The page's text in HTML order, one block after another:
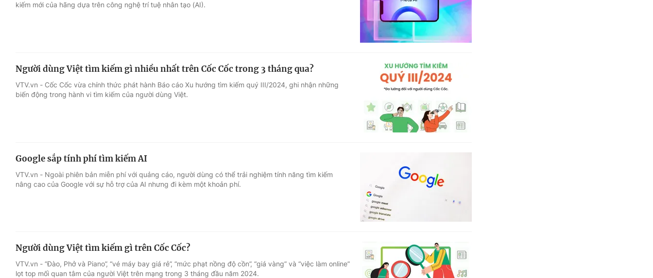
kiếm mới của hãng dựa trên công nghệ trí tuệ nhân tạo (AI).
Người dùng Việt tìm kiếm gì nhiều nhất trên Cốc Cốc trong 3 tháng qua?
VTV.vn - Cốc Cốc vừa chính thức phát hành Báo cáo Xu hướng tìm kiếm quý III/2024, ghi nhận những
biến động trong hành vi tìm kiếm của người dùng Việt.
Google sắp tính phí tìm kiếm AI
VTV.vn - Ngoài phiên bản miễn phí với quảng cáo, người dùng có thể trải nghiệm tính năng tìm kiếm
nâng cao của Google với sự hỗ trợ của AI nhưng đi kèm một khoản phí.
Người dùng Việt tìm kiếm gì trên Cốc Cốc?
VTV.vn - “Đào, Phở và Piano”, “vé máy bay giá rẻ”, “mức phạt nồng độ cồn”, “giá vàng” và “việc làm online”
lọt top mối quan tâm của người Việt trên mạng trong 3 tháng đầu năm 2024.